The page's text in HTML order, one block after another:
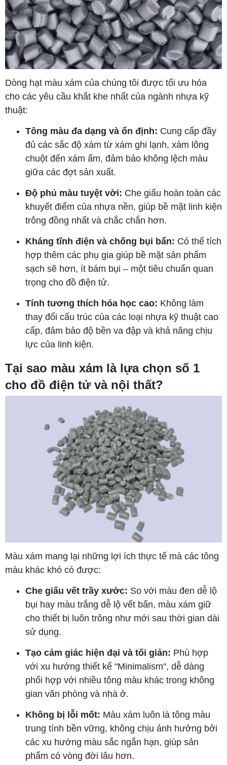
Dòng hạt màu xám của chúng tôi được tối ưu hóa
cho các yêu cầu khắt khe nhất của ngành nhựa kỹ
thuật:
Tông màu đa dạng và ổn định: Cung cấp đầy
đủ các sắc độ xám từ xám ghi lạnh, xám lông
chuột đến xám ấm, đảm bảo không lệch màu
giữa các đợt sản xuất.
Độ phủ màu tuyệt vời: Che giấu hoàn toàn các
khuyết điểm của nhựa nền, giúp bề mặt linh kiện
trông đồng nhất và chắc chắn hơn.
Kháng tĩnh điện và chống bụi bẩn: Có thể tích
hợp thêm các phụ gia giúp bề mặt sản phẩm
sạch sẽ hơn, ít bám bụi – một tiêu chuẩn quan
trọng cho đồ điện tử.
Tính tương thích hóa học cao: Không làm
thay đổi cấu trúc của các loại nhựa kỹ thuật cao
cấp, đảm bảo độ bền va đập và khả năng chịu
lực của linh kiện.
Tại sao màu xám là lựa chọn số 1
cho đồ điện tử và nội thất?
Màu xám mang lại những lợi ích thực tế mà các tông
màu khác khó có được:
Che giấu vết trầy xước: So với màu đen dễ lộ
bụi hay màu trắng dễ lộ vết bẩn, màu xám giữ
cho thiết bị luôn trông như mới sau thời gian dài
sử dụng.
Tạo cảm giác hiện đại và tối giản: Phù hợp
với xu hướng thiết kế "Minimalism", dễ dàng
phối hợp với nhiều tông màu khác trong không
gian văn phòng và nhà ở.
Không bị lỗi mốt: Màu xám luôn là tông màu
trung tính bền vững, không chịu ảnh hưởng bởi
các xu hướng màu sắc ngắn hạn, giúp sản
phẩm có vòng đời lâu hơn.